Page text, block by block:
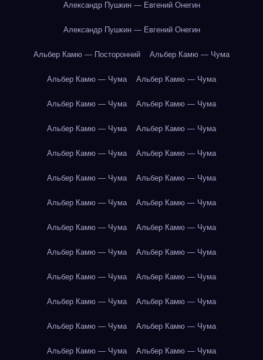
Александр Пушкин — Евгений Онегин
Александр Пушкин — Евгений Онегин
Альбер Камю — Посторонний Альбер Камю — Чума
Альбер Камю — Чума Альбер Камю — Чума
Альбер Камю — Чума Альбер Камю — Чума
Альбер Камю — Чума Альбер Камю — Чума
Альбер Камю — Чума Альбер Камю — Чума
Альбер Камю — Чума Альбер Камю — Чума
Альбер Камю — Чума Альбер Камю — Чума
Альбер Камю — Чума Альбер Камю — Чума
Альбер Камю — Чума Альбер Камю — Чума
Альбер Камю — Чума Альбер Камю — Чума
Альбер Камю — Чума Альбер Камю — Чума
Альбер Камю — Чума Альбер Камю — Чума
Альбер Камю — Чума Альбер Камю — Чума